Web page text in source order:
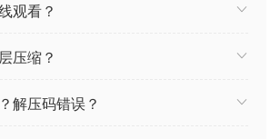
观看？
压缩？
解压码错误？